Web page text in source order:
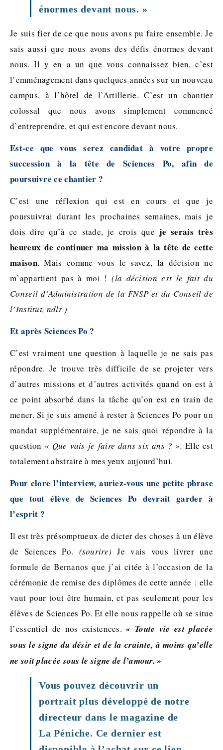
énormes devant nous. »
Je suis fier de ce que nous avons pu faire ensemble. Je
sais aussi que nous avons des défis énormes devant
nous. Il y en a un que vous connaissez bien, c’est
l’emménagement dans quelques années sur un nouveau
campus, à l’hôtel de l’Artillerie. C’est un chantier
colossal que nous avons simplement commencé
d’entreprendre, et qui est encore devant nous.
Est-ce que vous serez candidat à votre propre
succession à la tête de Sciences Po, afin de
poursuivre ce chantier ?
C’est une réflexion qui est en cours et que je
poursuivrai durant les prochaines semaines, mais je
dois dire qu’à ce stade, je crois que je serais très
heureux de continuer ma mission à la tête de cette
maison. Mais comme vous le savez, la décision ne
m’appartient pas à moi !(la décision est le fait du
Conseil d’Administration de la FNSP et du Conseil de
l’Institut, ndlr )
Et après Sciences Po ?
C’est vraiment une question à laquelle je ne sais pas
répondre. Je trouve très difficile de se projeter vers
d’autres missions et d’autres activités quand on est à
ce point absorbé dans la tâche qu’on est en train de
mener. Si je suis amené à rester à Sciences Po pour un
mandat supplémentaire, je ne sais quoi répondre à la
question « Que vais-je faire dans six ans ? ». Elle est
totalement abstraite à mes yeux aujourd’hui.
Pour clore l’interview, auriez-vous une petite phrase
que tout élève de Sciences Po devrait garder à
l’esprit ?
Il est très présomptueux de dicter des choses à un élève
de Sciences Po. (sourire)Je vais vous livrer une
formule de Bernanos que j’ai citée à l’occasion de la
cérémonie de remise des diplômes de cette année : elle
vaut pour tout être humain, et pas seulement pour les
élèves de Sciences Po. Et elle nous rappelle où se situe
l’essentiel de nos existences.« Toute vie est placée
sous le signe du désir et de la crainte, à moins qu’elle
ne soit placée sous le signe de l’amour. »
Vous pouvez découvrir un
portrait plus développé de notre
directeur dans le magazine de
La Péniche. Ce dernier est